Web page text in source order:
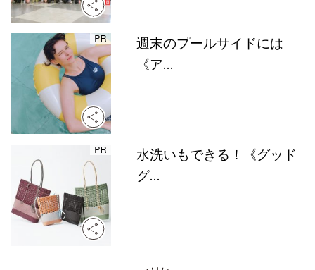
週末のプールサイドには
《ア...
水洗いもできる！《グッド
グ...